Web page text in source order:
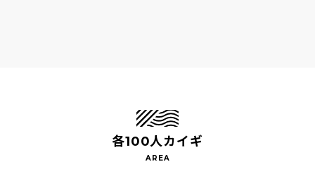
各100人カイギ